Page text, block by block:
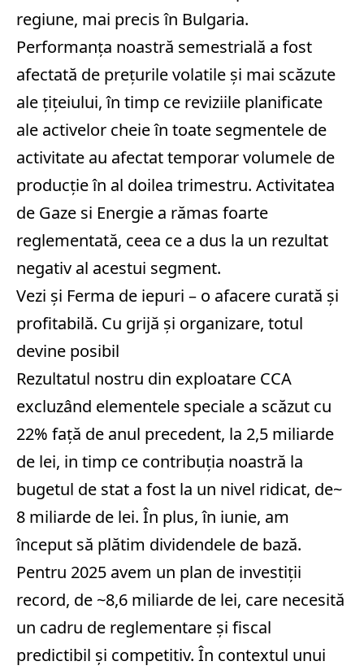
regiune, mai precis în Bulgaria.
Performanţa noastră semestrială a fost
afectată de preţurile volatile şi mai scăzute
ale ţiţeiului, în timp ce reviziile planificate
ale activelor cheie în toate segmentele de
activitate au afectat temporar volumele de
producţie în al doilea trimestru. Activitatea
de Gaze si Energie a rămas foarte
reglementată, ceea ce a dus la un rezultat
negativ al acestui segment.
Vezi și Ferma de iepuri – o afacere curată și
profitabilă. Cu grijă și organizare, totul
devine posibil
Rezultatul nostru din exploatare CCA
excluzând elementele speciale a scăzut cu
22% faţă de anul precedent, la 2,5 miliarde
de lei, in timp ce contribuţia noastră la
bugetul de stat a fost la un nivel ridicat, de~
8 miliarde de lei. În plus, în iunie, am
început să plătim dividendele de bază.
Pentru 2025 avem un plan de investiţii
record, de ~8,6 miliarde de lei, care necesită
un cadru de reglementare şi fiscal
predictibil şi competitiv. În contextul unui